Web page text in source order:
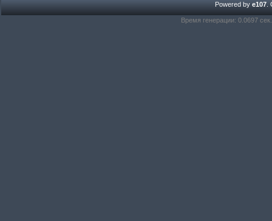
Powered by e107
Время генерации: 0.0697